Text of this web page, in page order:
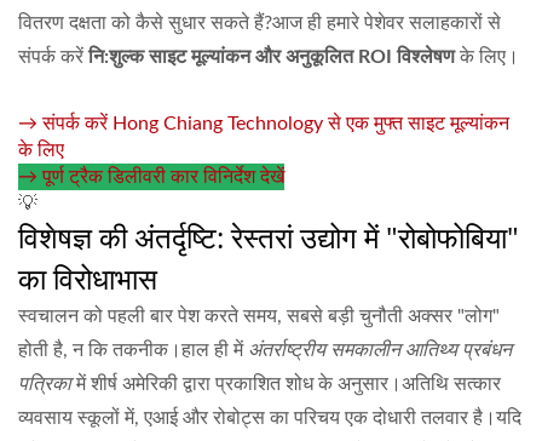
वितरण दक्षता को कैसे सुधार सकते हैं?आज ही हमारे पेशेवर सलाहकारों से
संपर्क करेंनि:शुल्क साइट मूल्यांकन और अनुकूलित ROI विश्लेषणके लिए।
→ संपर्क करें Hong Chiang Technology से एक मुफ्त साइट मूल्यांकन
के लिए
→ पूर्ण ट्रैक डिलीवरी कार विनिर्देश देखें
💡
विशेषज्ञ की अंतर्दृष्टि: रेस्तरां उद्योग में "रोबोफोबिया"
का विरोधाभास
स्वचालन को पहली बार पेश करते समय, सबसे बड़ी चुनौती अक्सर "लोग"
होती है, न कि तकनीक।हाल ही में अंतर्राष्ट्रीय समकालीन आतिथ्य प्रबंधन
पत्रिकामें शीर्ष अमेरिकी द्वारा प्रकाशित शोध के अनुसार।अतिथि सत्कार
व्यवसाय स्कूलों में, एआई और रोबोट्स का परिचय एक दोधारी तलवार है।यदि